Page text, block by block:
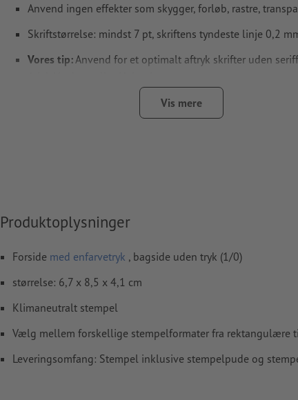
Anvend ingen effekter som skygger, forløb, rastre,
Skriftstørrelse: mindst 7 pt, skriftens tyndeste linje 0,2
Vores tip: Anvend for et optimalt aftryk skrifter uden
Afstand motiv til det beskårne format: mindst 1 mm
Vis mere
Produktoplysninger
Forside med enfarvetryk , bagside uden tryk (1/0)
størrelse: 6,7 x 8,5 x 4,1 cm
Klimaneutralt stempel
Vælg mellem forskellige stempelformater fra rektangulære
Leveringsomfang: Stempel inklusive stempelpude og